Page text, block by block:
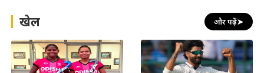
खेल और पढ़ें➤